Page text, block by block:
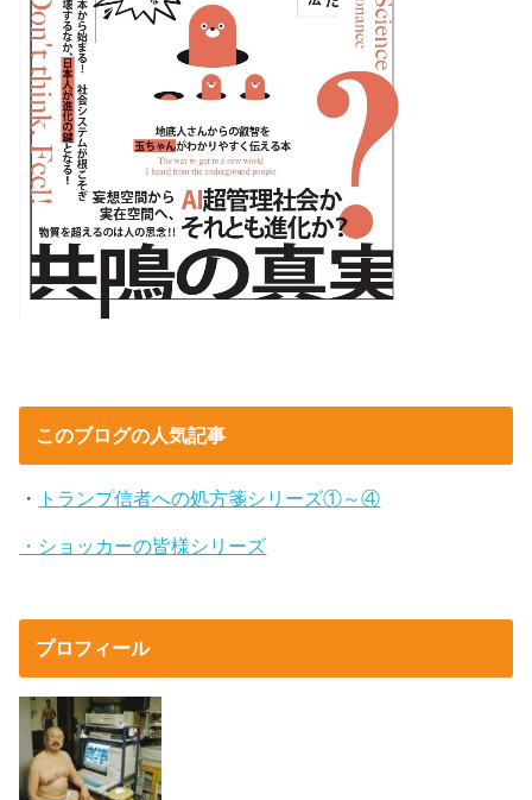
このブログの人気記事
・ トランプ信者への処方箋シリーズ①～④
・ショッカーの皆様シリーズ
プロフィール